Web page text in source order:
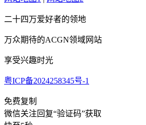
二十四万爱好者的领地
万众期待的ACGN领域网站
享受兴趣时光
粤ICP备2024258345号-1
免费复制
微信关注回复“验证码”获取